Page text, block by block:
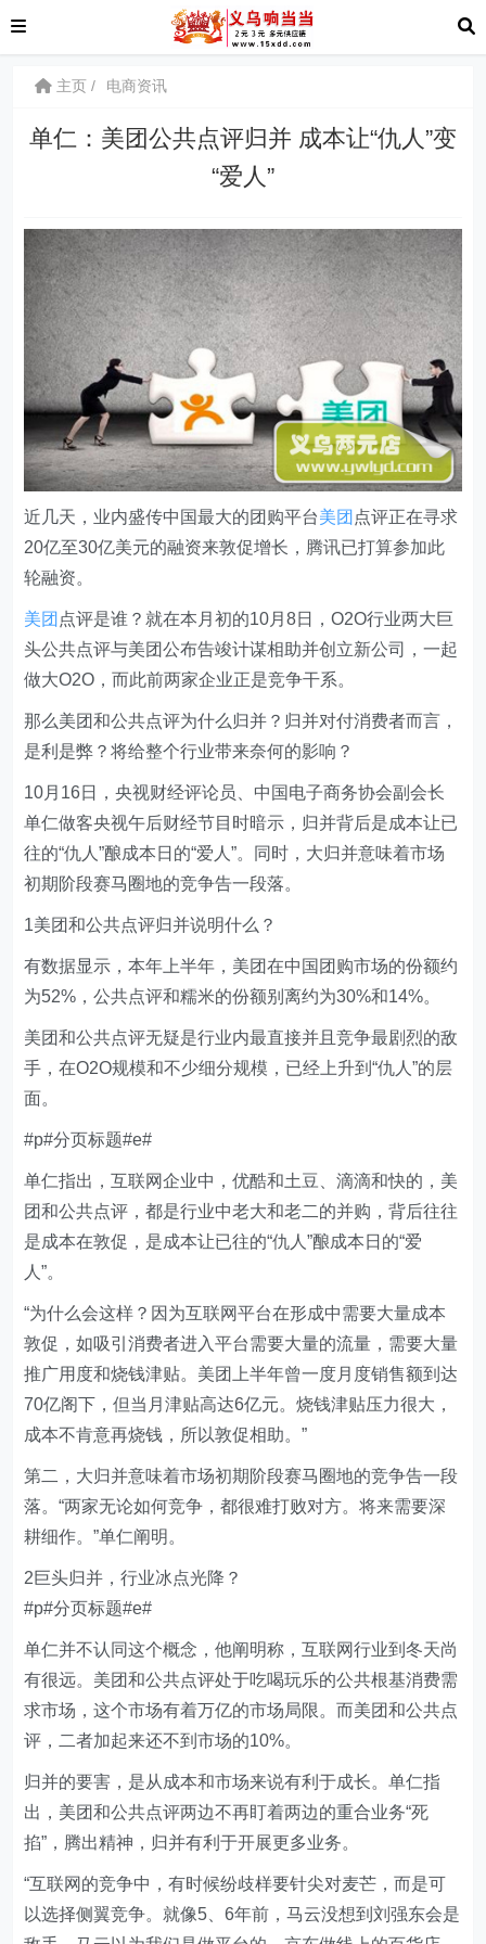
主页 电商资讯
单仁：美团公共点评归并 成本让“仇人”变
“爱人”
近几天，业内盛传中国最大的团购平台美团 点评正在寻求
20亿至30亿美元的融资来敦促增长，腾讯已打算参加此
轮融资。
美团 点评是谁？就在本月初的10月8日，O2O行业两大巨
头公共点评与美团公布告竣计谋相助并创立新公司，一起
做大O2O，而此前两家企业正是竞争干系。
那么美团和公共点评为什么归并？归并对付消费者而言，
是利是弊？将给整个行业带来奈何的影响？
10月16日，央视财经评论员、中国电子商务协会副会长
单仁做客央视午后财经节目时暗示，归并背后是成本让已
往的“仇人”酿成本日的“爱人”。同时，大归并意味着市场
初期阶段赛马圈地的竞争告一段落。
1美团和公共点评归并说明什么？
有数据显示，本年上半年，美团在中国团购市场的份额约
为52%，公共点评和糯米的份额别离约为30%和14%。
美团和公共点评无疑是行业内最直接并且竞争最剧烈的敌
手，在O2O规模和不少细分规模，已经上升到“仇人”的层
面。
#p#分页标题#e#
单仁指出，互联网企业中，优酷和土豆、滴滴和快的，美
团和公共点评，都是行业中老大和老二的并购，背后往往
是成本在敦促，是成本让已往的“仇人”酿成本日的“爱
人”。
“为什么会这样？因为互联网平台在形成中需要大量成本
敦促，如吸引消费者进入平台需要大量的流量，需要大量
推广用度和烧钱津贴。美团上半年曾一度月度销售额到达
70亿阁下，但当月津贴高达6亿元。烧钱津贴压力很大，
成本不肯意再烧钱，所以敦促相助。”
第二，大归并意味着市场初期阶段赛马圈地的竞争告一段
落。“两家无论如何竞争，都很难打败对方。将来需要深
耕细作。”单仁阐明。
2巨头归并，行业冰点光降？
#p#分页标题#e#
单仁并不认同这个概念，他阐明称，互联网行业到冬天尚
有很远。美团和公共点评处于吃喝玩乐的公共根基消费需
求市场，这个市场有着万亿的市场局限。而美团和公共点
评，二者加起来还不到市场的10%。
归并的要害，是从成本和市场来说有利于成长。单仁指
出，美团和公共点评两边不再盯着两边的重合业务“死
掐”，腾出精神，归并有利于开展更多业务。
“互联网的竞争中，有时候纷歧样要针尖对麦芒，而是可
以选择侧翼竞争。就像5、6年前，马云没想到刘强东会是